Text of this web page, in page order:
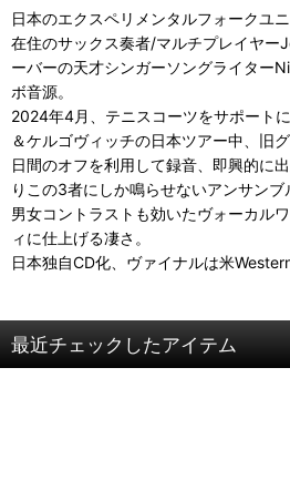
日本のエクスペリメンタルフォークユ
在住のサックス奏者/マルチプレイヤー
ーバーの天才シンガーソングライター
ボ音源。
2024年4月、テニスコーツをサポート
＆ケルゴヴィッチの日本ツアー中、旧
日間のオフを利用して録音、即興的に
りこの3者にしか鳴らせないアンサンブ
男女コントラストも効いたヴォーカル
ィに仕上げる凄さ。
日本独自CD化、ヴァイナルは米
最近チェックしたアイテム